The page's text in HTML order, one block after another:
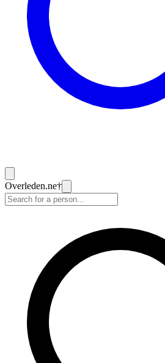
Overleden.ne†